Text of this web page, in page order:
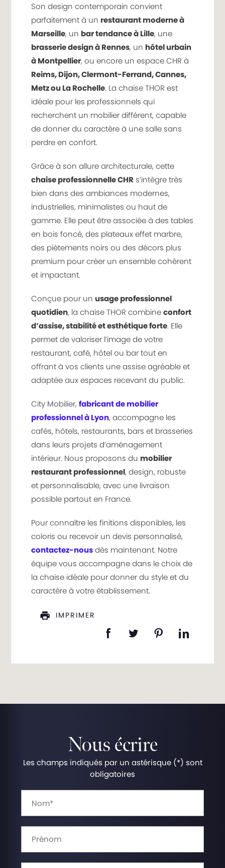
Son design contemporain convient
parfaitement à un restaurant moderne à
Marseille, un bar tendance à Lille, une
brasserie design à Rennes, un hôtel urbain
à Montpellier, ou encore un espace CHR à
Reims, Dijon, Clermont-Ferrand, Cannes,
Metz ou La Rochelle. La chaise THOR est
idéale pour les professionnels qui
recherchent un mobilier différent, capable
de donner du caractère à une salle sans
perdre en confort.
Grâce à son allure architecturale, cette
chaise professionnelle CHR s’intègre très
bien dans des ambiances modernes,
industrielles, minimalistes ou haut de
gamme. Elle peut être associée à des tables
en bois foncé, des plateaux effet marbre,
des piètements noirs ou des décors plus
premium pour créer un ensemble cohérent
et impactant.
Conçue pour unusage professionnel
quotidien, la chaise THOR combineconfort
d’assise, stabilité et esthétique forte. Elle
permet de valoriser l’image de votre
restaurant, café, hôtel ou bar tout en
offrant à vos clients une assise agréable et
adaptée aux espaces recevant du public.
City Mobilier,fabricant de mobilier
professionnel à Lyon, accompagne les
cafés, hôtels, restaurants, bars et brasseries
dans leurs projets d’aménagement
intérieur. Nous proposons du mobilier
restaurant professionnel, design, robuste
et personnalisable, avec une livraison
possible partout en France.
Pour connaître les finitions disponibles, les
coloris ou recevoir un devis personnalisé,
contactez-nousdès maintenant. Notre
équipe vous accompagne dans le choix de
la chaise idéale pour donner du style et du
caractère à votre établissement.
IMPRIMER
Nous écrire
Les champs indiqués par un astérisque (*) sont
obligatoires